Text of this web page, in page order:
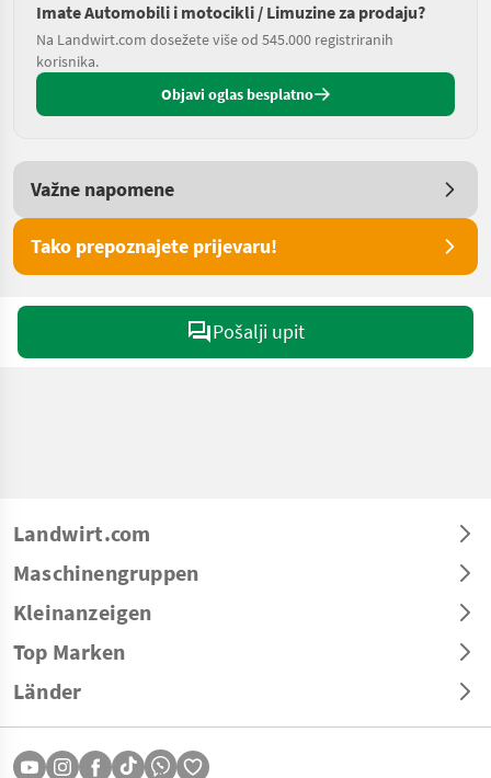
Imate Automobili i motocikli / Limuzine za prodaju?
Na Landwirt.com dosežete više od 545.000 registriranih
korisnika.
Objavi oglas besplatno
Važne napomene
Tako prepoznajete prijevaru!
Pošalji upit
Landwirt.com
Maschinengruppen
Kleinanzeigen
Top Marken
Länder